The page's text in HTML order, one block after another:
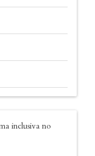
inclusiva no